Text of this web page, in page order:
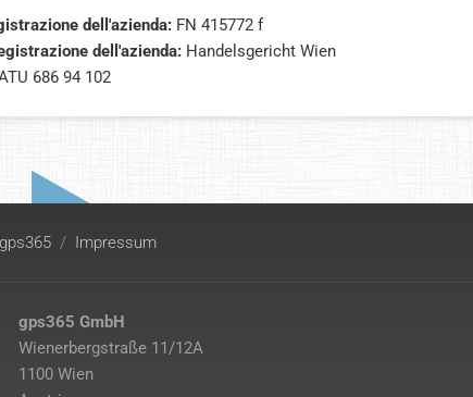
dell'azienda: FN 415772 f
dell'azienda: Handelsgericht Wien
686 94 102
gps365 / Impressum
gps365 GmbH
Wienerbergstraße 11/12A
1100 Wien